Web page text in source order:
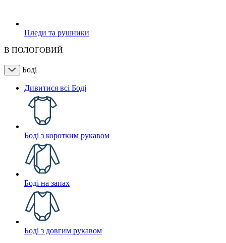
Пледи та рушники
В ПОЛОГОВИЙ
Боді
Дивитися всі Боді
Боді з коротким рукавом
Боді на запах
Боді з довгим рукавом